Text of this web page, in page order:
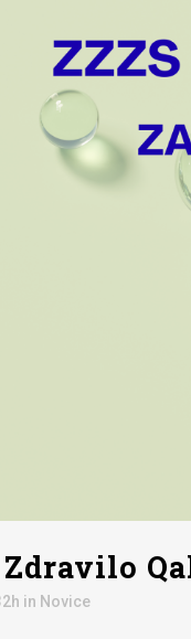
Zdravilo
in Novice